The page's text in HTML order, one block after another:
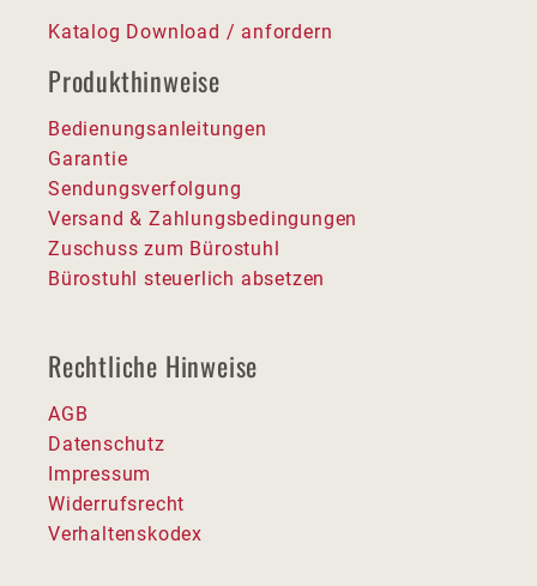
Katalog Download / anfordern
Produkthinweise
Bedienungsanleitungen
Garantie
Sendungsverfolgung
Versand & Zahlungsbedingungen
Zuschuss zum Bürostuhl
Bürostuhl steuerlich absetzen
Rechtliche Hinweise
AGB
Datenschutz
Impressum
Widerrufsrecht
Verhaltenskodex